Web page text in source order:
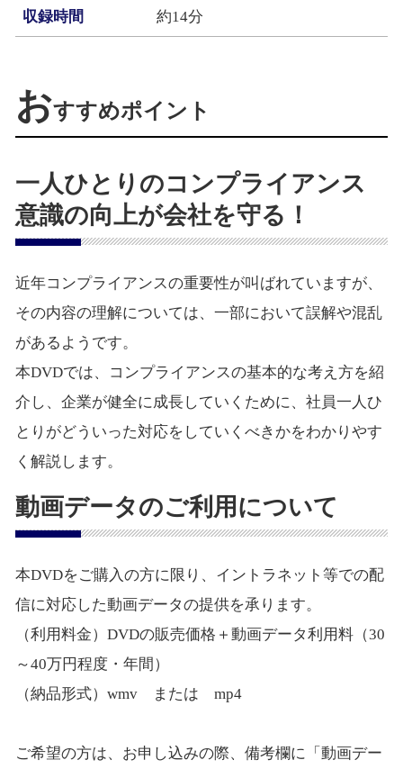
収録時間 約14分
おすすめポイント
一人ひとりのコンプライアンス
意識の向上が会社を守る！
近年コンプライアンスの重要性が叫ばれていますが、
その内容の理解については、一部において誤解や混乱
があるようです。
本DVDでは、コンプライアンスの基本的な考え方を紹
介し、企業が健全に成長していくために、社員一人ひ
とりがどういった対応をしていくべきかをわかりやす
く解説します。
動画データのご利用について
本DVDをご購入の方に限り、イントラネット等での配
信に対応した動画データの提供を承ります。
（利用料金）DVDの販売価格＋動画データ利用料（30
～40万円程度・年間）
（納品形式）wmv または mp4
ご希望の方は、お申し込みの際、備考欄に「動画デー